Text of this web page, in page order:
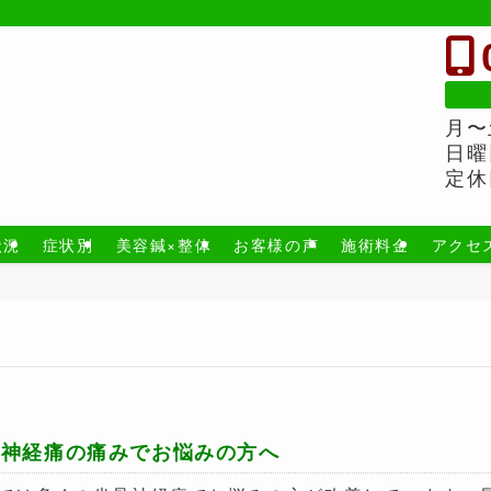
月
日
定
症状別 美容鍼×整体 お客様の声 施術料金 アクセ
経痛の痛みでお悩みの方へ